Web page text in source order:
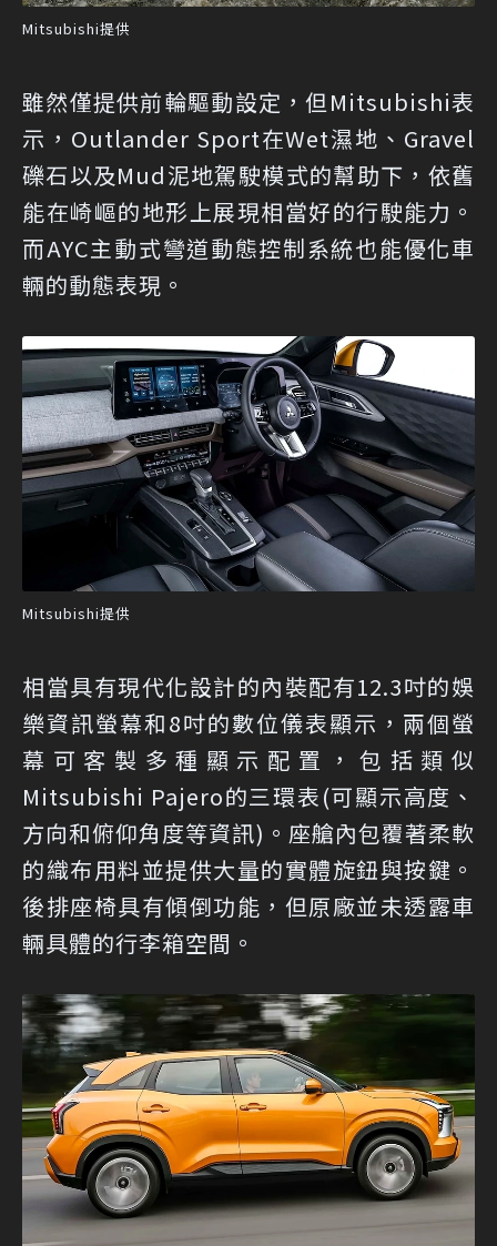
Mitsubishi提供
雖然僅提供前輪驅動設定，但Mitsubishi表
示，Outlander Sport在Wet濕地、Gravel
礫石以及Mud泥地駕駛模式的幫助下，依舊
能在崎嶇的地形上展現相當好的行駛能力。
而AYC主動式彎道動態控制系統也能優化車
輛的動態表現。
Mitsubishi提供
相當具有現代化設計的內裝配有12.3吋的娛
樂資訊螢幕和8吋的數位儀表顯示，兩個螢
幕可客製多種顯示配置，包括類似
Mitsubishi Pajero的三環表(可顯示高度、
方向和俯仰角度等資訊)。座艙內包覆著柔軟
的織布用料並提供大量的實體旋鈕與按鍵。
後排座椅具有傾倒功能，但原廠並未透露車
輛具體的行李箱空間。